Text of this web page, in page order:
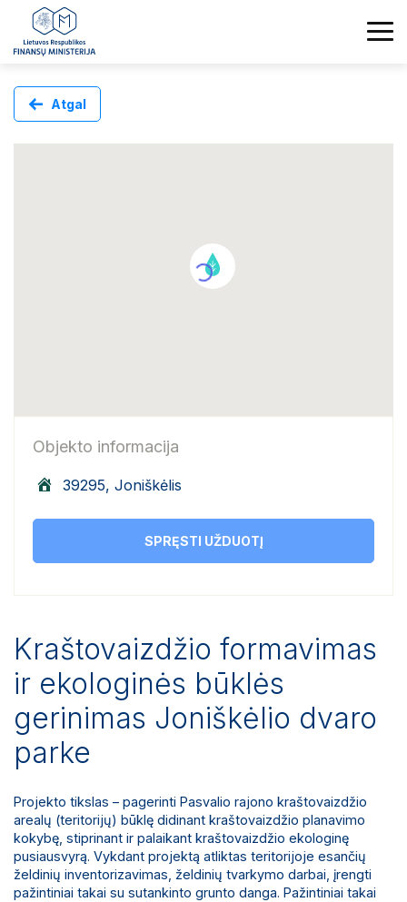
Atgal
Objekto informacija
39295, Joniškėlis
SPRĘSTI UŽDUOTĮ
Kraštovaizdžio formavimas
ir ekologinės būklės
gerinimas Joniškėlio dvaro
parke
Projekto tikslas – pagerinti Pasvalio rajono kraštovaizdžio
arealų (teritorijų) būklę didinant kraštovaizdžio planavimo
kokybę, stiprinant ir palaikant kraštovaizdžio ekologinę
pusiausvyrą. Vykdant projektą atliktas teritorijoje esančių
želdinių inventorizavimas, želdinių tvarkymo darbai, įrengti
pažintiniai takai su sutankinto grunto danga. Pažintiniai takai